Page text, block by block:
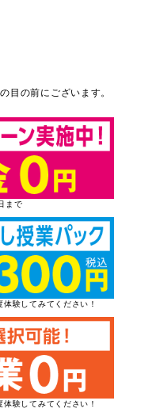
目の前にございます。
まで
験してみてください！
験してみてください！